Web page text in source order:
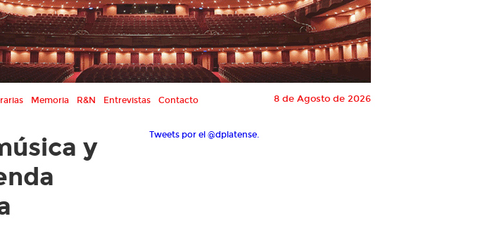
Memoria R&N Entrevistas Contacto 8 de Agosto de 2026
y
Tweets por el @dplatense.